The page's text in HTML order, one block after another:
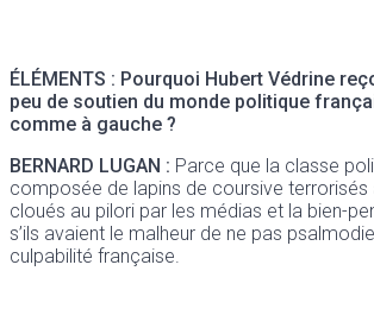
ÉLÉMENTS : Pourquoi Hubert Védrine
peu de soutien du monde politique
comme à gauche ?
BERNARD LUGAN : Parce que la classe
composée de lapins de coursive terrorisés
cloués au pilori par les médias et la bien-
s’ils avaient le malheur de ne pas
culpabilité française.